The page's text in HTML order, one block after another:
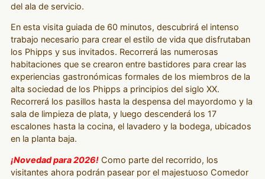
del ala de servicio.
En esta visita guiada de 60 minutos, descubrirá el intenso
trabajo necesario para crear el estilo de vida que disfrutaban
los Phipps y sus invitados. Recorrerá las numerosas
habitaciones que se crearon entre bastidores para crear las
experiencias gastronómicas formales de los miembros de la
alta sociedad de los Phipps a principios del siglo XX.
Recorrerá los pasillos hasta la despensa del mayordomo y la
sala de limpieza de plata, y luego descenderá los 17
escalones hasta la cocina, el lavadero y la bodega, ubicados
en la planta baja.
¡Novedad para 2026!Como parte del recorrido, los
visitantes ahora podrán pasear por el majestuoso Comedor